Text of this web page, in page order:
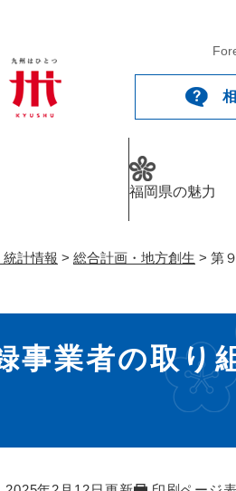
福岡県の魅力
計情報 > 総合計画・地方創生 > 第
事業者の取り